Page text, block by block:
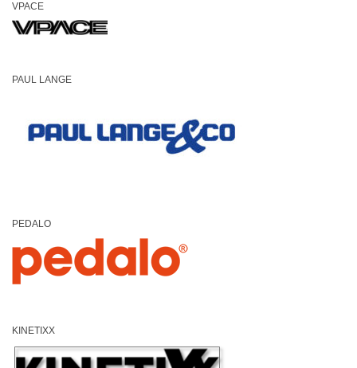
VPACE
PAUL LANGE
PEDALO
KINETIXX